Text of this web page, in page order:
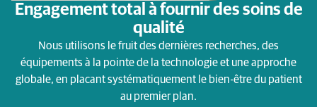
Engagement total à fournir des soins de
qualité
Nous utilisons le fruit des dernières recherches, des
équipements à la pointe de la technologie et une approche
globale, en placant systématiquement le bien-être du patient
au premier plan.